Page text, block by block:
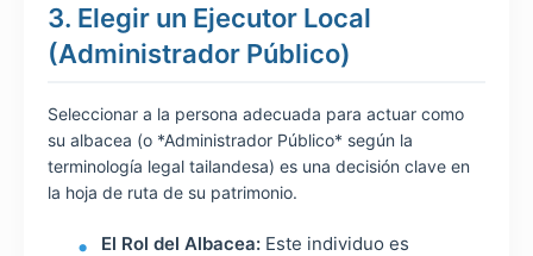
3. Elegir un Ejecutor Local
(Administrador Público)
Seleccionar a la persona adecuada para actuar como
su albacea (o *Administrador Público* según la
terminología legal tailandesa) es una decisión clave en
la hoja de ruta de su patrimonio.
El Rol del Albacea: Este individuo es